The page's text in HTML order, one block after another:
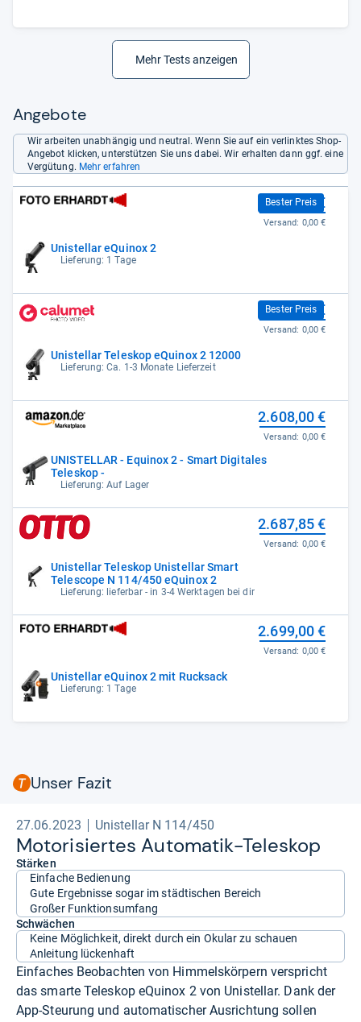
Mehr Tests anzeigen
Angebote
Wir arbeiten unabhängig und neutral. Wenn Sie auf ein verlinktes Shop-
Angebot klicken, unterstützen Sie uns dabei. Wir erhalten dann ggf. eine
Vergütung. Mehr erfahren
Unistellar eQuinox 2
Lieferung: 1 Tage
Bester Preis
2.599,00 €
Versand: 0,00 €
Unistellar Teleskop eQuinox 2 12000
Lieferung: Ca. 1-3 Monate Lieferzeit
Bester Preis
2.599,00 €
Versand: 0,00 €
UNISTELLAR - Equinox 2 - Smart Digitales
Teleskop -
Lieferung: Auf Lager
2.608,00 €
Versand: 0,00 €
Unistellar Teleskop Unistellar Smart
Telescope N 114/450 eQuinox 2
Lieferung: lieferbar - in 3-4 Werktagen bei dir
2.687,85 €
Versand: 0,00 €
Unistellar eQuinox 2 mit Rucksack
Lieferung: 1 Tage
2.699,00 €
Versand: 0,00 €
Unser Fazit
27.06.2023 Unistellar N 114/450
Moto­ri­sier­tes Auto­ma­tik-​Tele­skop
Stärken
Einfache Bedienung
Gute Ergebnisse sogar im städtischen Bereich
Großer Funktionsumfang
Schwächen
Keine Möglichkeit, direkt durch ein Okular zu schauen
Anleitung lückenhaft
Einfaches Beobachten von Himmelskörpern verspricht
das smarte Teleskop eQuinox 2 von Unistellar. Dank der
App-Steurung und automatischer Ausrichtung sollen